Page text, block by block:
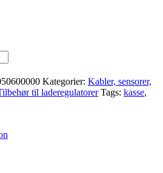
Kategorier: Kabler, sensorer,
til laderegulatorer Tags: kasse,